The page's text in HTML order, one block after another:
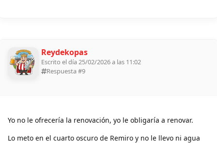
Reydekopas
Escrito el día 25/02/2026 a las 11:02
Respuesta #9
Yo no le ofrecería la renovación, yo le obligaría a renovar.
Lo meto en el cuarto oscuro de Remiro y no le llevo ni agua